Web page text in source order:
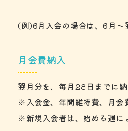
(例)6月入会の場合は、6月～
月会費納入
翌月分を、毎月28日までに
※入会金、年間維持費、月会
※新規入会者は、始める週に